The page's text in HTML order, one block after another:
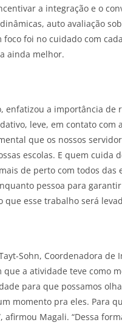
a integração e o
auto avaliação
foi no cuidado com
ainda melhor.
enfatizou a importância de
leve, em contato
que os nossos
escolas. E quem cuida
de perto com todos
pessoa para
esse trabalho será
Sohn, Coordenadora de
a atividade teve como
para que possamos
momento pra eles. Para
Magali. “Dessa